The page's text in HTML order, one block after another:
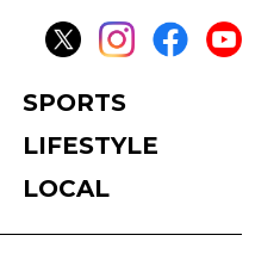
SPORTS
LIFESTYLE
LOCAL